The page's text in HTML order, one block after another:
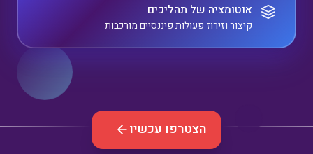
אוטומציה של תהליכים
קיצור וזירוז פעולות פיננסיים מורכבות
הצטרפו עכשיו